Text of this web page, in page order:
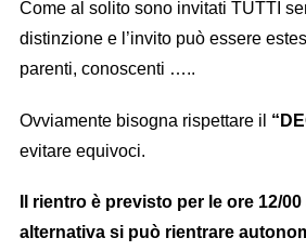
Come al solito sono invitati TUTTI
distinzione e l’invito può essere
parenti, conoscenti …..
Ovviamente bisogna rispettare il
evitare equivoci.
Il rientro è previsto per le ore 12/
alternativa si può rientrare